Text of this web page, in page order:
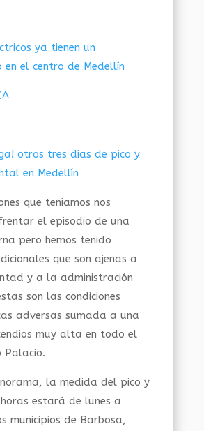
ya tienen un
en el centro de Medellín
otros tres días de pico y
en Medellín
que teníamos nos
el episodio de una
pero hemos tenido
que son ajenas a
y a la administración
son las condiciones
adversas sumada a una
muy alta en todo el
Palacio.
la medida del pico y
estará de lunes a
municipios de Barbosa,